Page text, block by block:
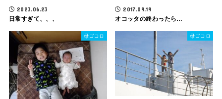
2023.06.23
日常すぎて、、、
2017.09.19
オコッタの終わったら…
母ゴコロ 母ゴコロ